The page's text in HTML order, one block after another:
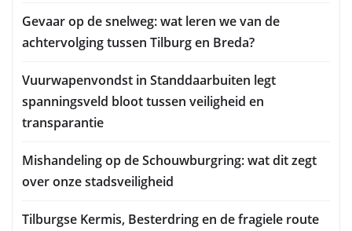
Gevaar op de snelweg: wat leren we van de
achtervolging tussen Tilburg en Breda?
Vuurwapenvondst in Standdaarbuiten legt
spanningsveld bloot tussen veiligheid en
transparantie
Mishandeling op de Schouwburgring: wat dit zegt
over onze stadsveiligheid
Tilburgse Kermis, Besterdring en de fragiele route